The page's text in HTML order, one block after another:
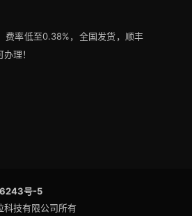
费率低至0.38%，全国发货，顺丰
理！
号-5
科技有限公司所有